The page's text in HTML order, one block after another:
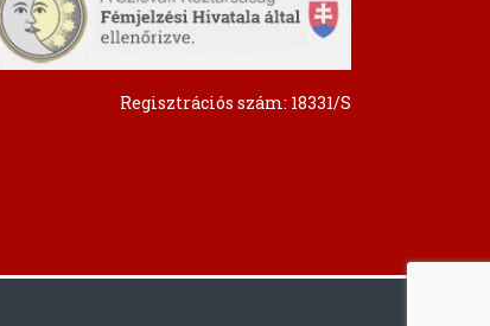
Regisztrációs szám: 18331/S